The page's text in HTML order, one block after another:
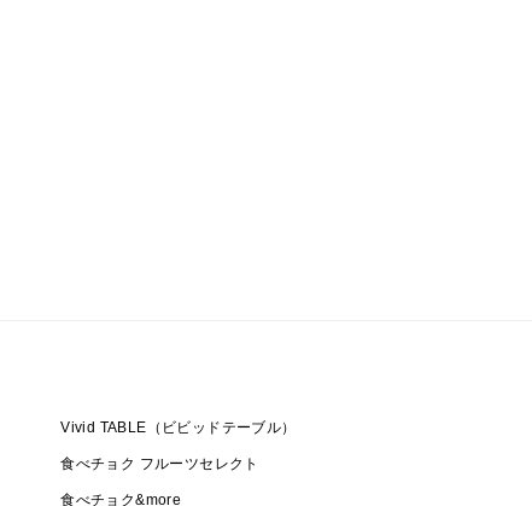
Vivid TABLE（ビビッドテーブル）
食べチョク フルーツセレクト
食べチョク&more